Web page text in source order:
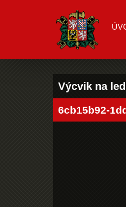
Výcvik na
6cb15b92-